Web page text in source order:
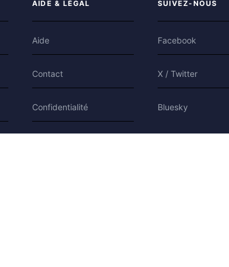
AIDE & LÉGAL
Aide
Contact
Confidentialité
SUIVEZ-NOUS
Facebook
X / Twitter
Bluesky